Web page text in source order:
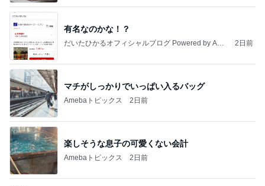
有名なのかな！？
だいたひかるオフィシャルブログ Powered by Ame
2日前
マチがしっかりでいっぱい入るバッグ
Amebaトピックス 2日前
楽しそうな息子の可愛くない会計
Amebaトピックス 2日前